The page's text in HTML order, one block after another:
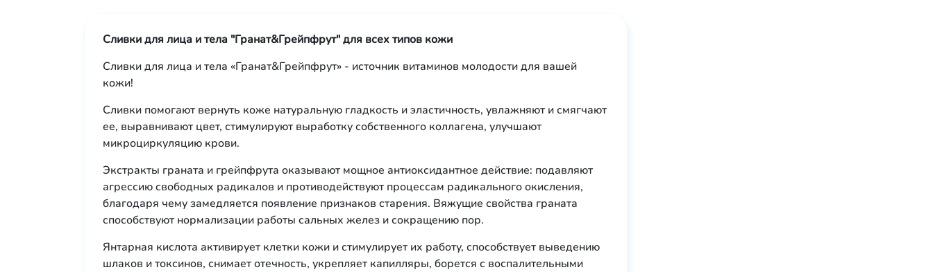
Сливки для лица и тела "Гранат&Грейпфрут" для всех типов кожи
Сливки для лица и тела «Гранат&Грейпфрут» - источник витаминов молодости для вашей
кожи!
Сливки помогают вернуть коже натуральную гладкость и эластичность, увлажняют и смягчают
ее, выравнивают цвет, стимулируют выработку собственного коллагена, улучшают
микроциркуляцию крови.
Экстракты граната и грейпфрута оказывают мощное антиоксидантное действие: подавляют
агрессию свободных радикалов и противодействуют процессам радикального окисления,
благодаря чему замедляется появление признаков старения. Вяжущие свойства граната
способствуют нормализации работы сальных желез и сокращению пор.
Янтарная кислота активирует клетки кожи и стимулирует их работу, способствует выведению
шлаков и токсинов, снимает отечность, укрепляет капилляры, борется с воспалительными